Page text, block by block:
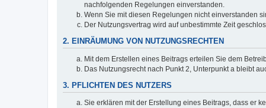
nachfolgenden Regelungen einverstanden.
Wenn Sie mit diesen Regelungen nicht einverstanden
Der Nutzungsvertrag wird auf unbestimmte Zeit
2. EINRÄUMUNG VON NUTZUNGSRECHTEN
Mit dem Erstellen eines Beitrags erteilen Sie dem
Das Nutzungsrecht nach Punkt 2, Unterpunkt a bleibt
3. PFLICHTEN DES NUTZERS
Sie erklären mit der Erstellung eines Beitrags, dass er